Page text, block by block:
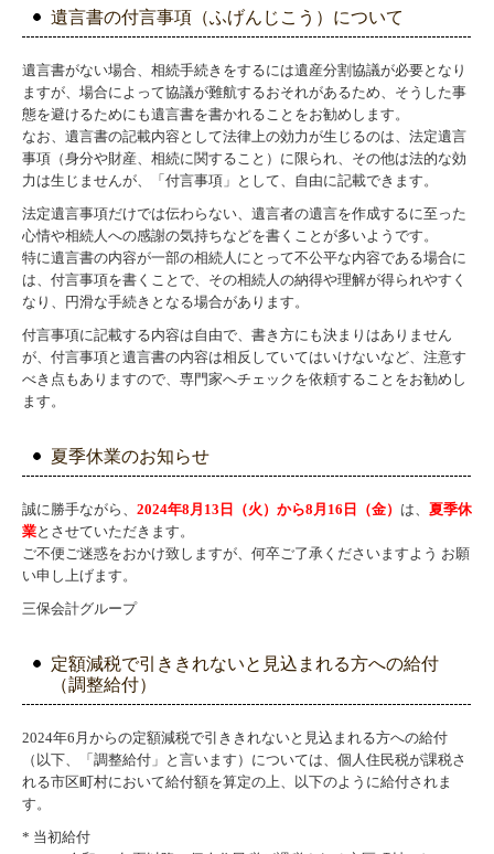
遺言書の付言事項（ふげんじこう）について
遺言書がない場合、相続手続きをするには遺産分割協議が必要となり
ますが、場合によって協議が難航するおそれがあるため、そうした事
態を避けるためにも遺言書を書かれることをお勧めします。
なお、遺言書の記載内容として法律上の効力が生じるのは、法定遺言
事項（身分や財産、相続に関すること）に限られ、その他は法的な効
力は生じませんが、「付言事項」として、自由に記載できます。
法定遺言事項だけでは伝わらない、遺言者の遺言を作成するに至った
心情や相続人への感謝の気持ちなどを書くことが多いようです。
特に遺言書の内容が一部の相続人にとって不公平な内容である場合に
は、付言事項を書くことで、その相続人の納得や理解が得られやすく
なり、円滑な手続きとなる場合があります。
付言事項に記載する内容は自由で、書き方にも決まりはありません
が、付言事項と遺言書の内容は相反していてはいけないなど、注意す
べき点もありますので、専門家へチェックを依頼することをお勧めし
ます。
夏季休業のお知らせ
誠に勝手ながら、 2024年8月13日（火）から8月16日（金） は、 夏季休
業とさせていただきます。
ご不便ご迷惑をおかけ致しますが、何卒ご了承くださいますよう お願
い申し上げます。
三保会計グループ
定額減税で引ききれないと見込まれる方への給付
（調整給付）
2024年6月からの定額減税で引ききれないと見込まれる方への給付
（以下、「調整給付」と言います）については、個人住民税が課税さ
れる市区町村において給付額を算定の上、以下のように給付されま
す。
* 当初給付